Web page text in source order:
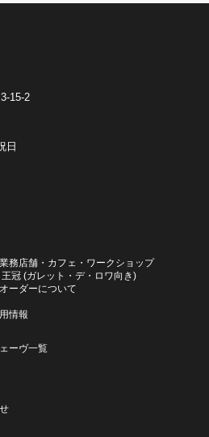
15-2
日
務店舗・カフェ・ワークショップ
冠 (ガレット・デ・ロワ向き)
ーダーについて
情報
ーヴ一覧